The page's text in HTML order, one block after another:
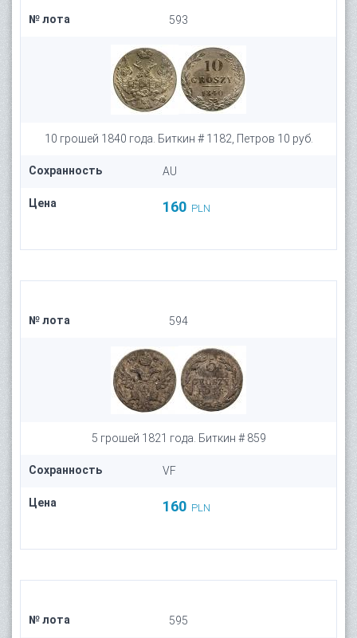
№ лота 593
10 грошей 1840 года. Биткин # 1182, Петров 10 руб.
Сохранность AU
Цена 160 PLN
№ лота 594
5 грошей 1821 года. Биткин # 859
Сохранность VF
Цена 160 PLN
№ лота 595